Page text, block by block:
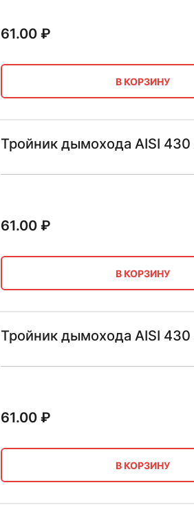
61.00₽
В КОРЗИНУ
Тройник дымохода AISI
61.00₽
В КОРЗИНУ
Тройник дымохода AISI
61.00₽
В КОРЗИНУ